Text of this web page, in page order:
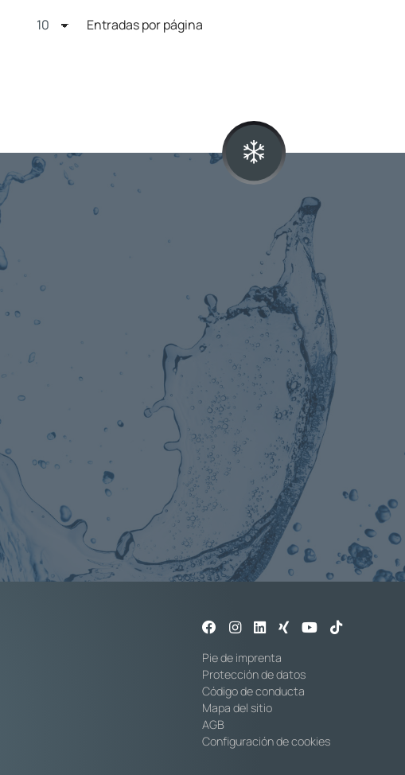
Entradas por página
Pie de imprenta
Protección de datos
Código de conducta
Mapa del sitio
AGB
Configuración de cookies